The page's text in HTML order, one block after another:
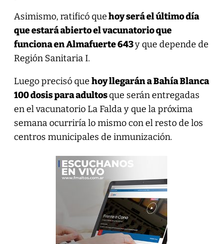
Asimismo, ratificó quehoy será el último día
que estará abierto el vacunatorio que
funciona en Almafuerte 643y que depende de
Región Sanitaria I.
Luego precisó que hoy llegarán a Bahía Blanca
100 dosis para adultosque serán entregadas
en el vacunatorio La Falda y que la próxima
semana ocurriría lo mismo con el resto de los
centros municipales de inmunización.